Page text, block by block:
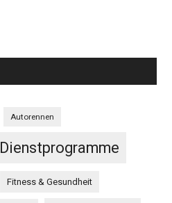
Autorennen
Dienstprogramme
Fitness & Gesundheit